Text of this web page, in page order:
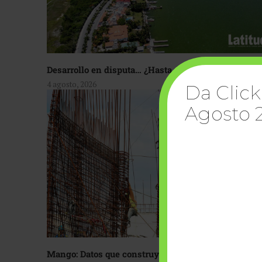
Desarrollo en disputa… ¿Hasta dónde crecer?
4 agosto, 2026
Mango: Datos que construyen confianza
Da
Agosto